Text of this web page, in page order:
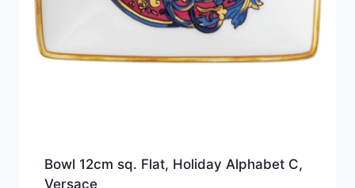
Bowl 12cm sq. Flat, Holiday Alphabet C,
Versace